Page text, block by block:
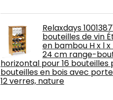
Relaxdays
bouteilles de vin
en bambou H x l x
24 cm range-
horizontal pour 16
bouteilles en bois avec
12 verres, nature